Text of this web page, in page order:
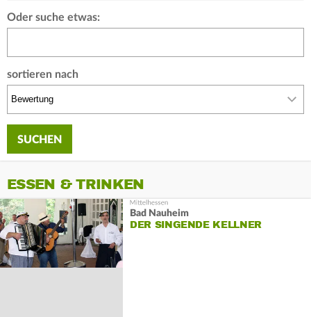
Oder suche etwas:
sortieren nach
ESSEN & TRINKEN
Bad Nauheim
DER SINGENDE KELLNER